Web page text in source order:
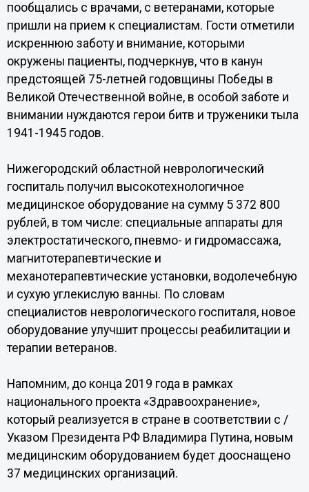
пообщались с врачами, с ветеранами, которые
пришли на прием к специалистам. Гости отметили
искреннюю заботу и внимание, которыми
окружены пациенты, подчеркнув, что в канун
предстоящей 75-летней годовщины Победы в
Великой Отечественной войне, в особой заботе и
внимании нуждаются герои битв и труженики тыла
1941-1945 годов.
Нижегородский областной неврологический
госпиталь получил высокотехнологичное
медицинское оборудование на сумму 5 372 800
рублей, в том числе: специальные аппараты для
электростатического, пневмо- и гидромассажа,
магнитотерапевтические и
механотерапевтические установки, водолечебную
и сухую углекислую ванны. По словам
специалистов неврологического госпиталя, новое
оборудование улучшит процессы реабилитации и
терапии ветеранов.
Напомним, до конца 2019 года в рамках
национального проекта «Здравоохранение»,
который реализуется в стране в соответствии с /
Указом Президента РФ Владимира Путина, новым
медицинским оборудованием будет дооснащено
37 медицинских организаций.